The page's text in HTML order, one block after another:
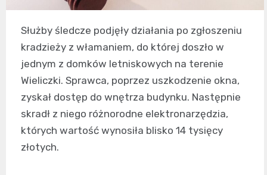
Służby śledcze podjęły działania po zgłoszeniu
kradzieży z włamaniem, do której doszło w
jednym z domków letniskowych na terenie
Wieliczki. Sprawca, poprzez uszkodzenie okna,
zyskał dostęp do wnętrza budynku. Następnie
skradł z niego różnorodne elektronarzędzia,
których wartość wynosiła blisko 14 tysięcy
złotych.